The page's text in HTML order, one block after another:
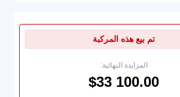
تم بيع هذه المركبة
المزايدة النهائية: